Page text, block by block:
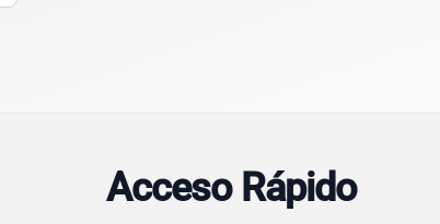
Acceso Rápido